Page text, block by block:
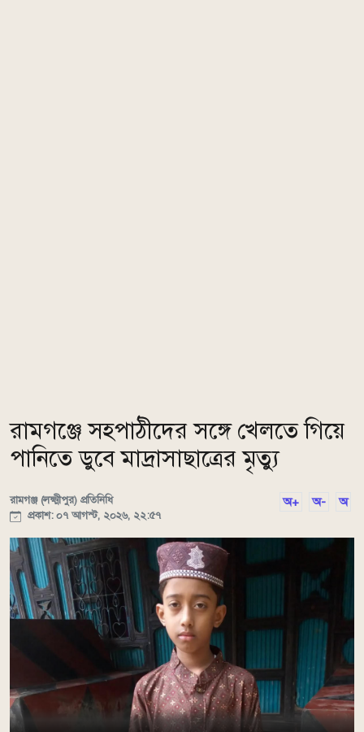
রামগঞ্জে সহপাঠীদের সঙ্গে খেলতে গিয়ে
পানিতে ডুবে মাদ্রাসাছাত্রের মৃত্যু
রামগঞ্জ (লক্ষ্মীপুর) প্রতিনিধি
প্রকাশ: ০৭ আগস্ট, ২০২৬, ২২:৫৭
অ+ অ- অ